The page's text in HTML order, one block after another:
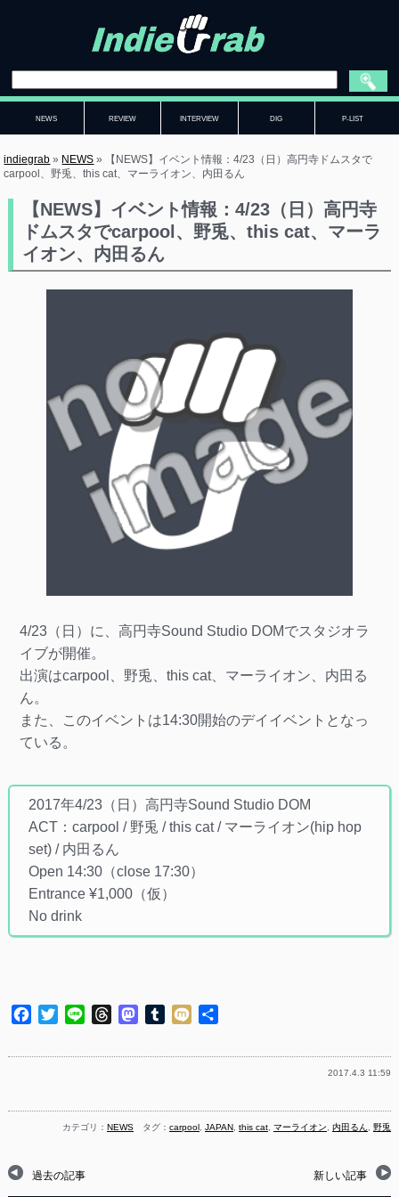
NEWS REVIEW INTERVIEW DIG P-LIST
indiegrab » NEWS »
【NEWS】イベント情報：4/23（日）高円寺ドムスタで
carpool、野兎、this cat、マーライオン、内田るん
【NEWS】イベント情報：4/23（日）高円寺
ドムスタでcarpool、野兎、this cat、マーラ
イオン、内田るん
4/23（日）に、高円寺Sound Studio DOMでスタジオラ
イブが開催。
出演はcarpool、野兎、this cat、マーライオン、内田る
ん。
また、このイベントは14:30開始のデイイベントとなっ
ている。
2017年4/23（日）高円寺Sound Studio DOM
ACT：carpool / 野兎 / this cat / マーライオン(hip hop
set) / 内田るん
Open 14:30（close 17:30）
Entrance ¥1,000（仮）
No drink
Facebook
TwitterLine ThreadsMastodon
Tumblr
Mixi
2017.4.3 11:59
カテゴリ：NEWS タグ：carpool ,JAPAN ,this cat ,マーライオン ,内田るん ,野兎
過去の記事 新しい記事